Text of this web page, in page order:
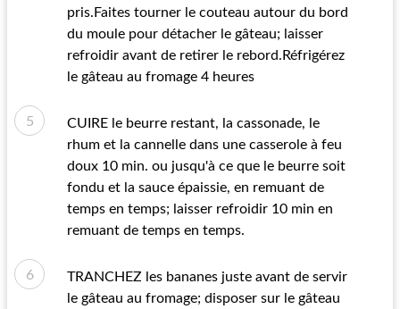
pris.Faites tourner le couteau autour du bord
du moule pour détacher le gâteau; laisser
refroidir avant de retirer le rebord.Réfrigérez
le gâteau au fromage 4 heures
CUIRE le beurre restant, la cassonade, le
rhum et la cannelle dans une casserole à feu
doux 10 min. ou jusqu'à ce que le beurre soit
fondu et la sauce épaissie, en remuant de
temps en temps; laisser refroidir 10 min en
remuant de temps en temps.
TRANCHEZ les bananes juste avant de servir
le gâteau au fromage; disposer sur le gâteau